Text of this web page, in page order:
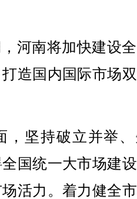
南将加快建设
造国内国际市场
坚持破立并举、
国统一大市场建
活力。着力健全